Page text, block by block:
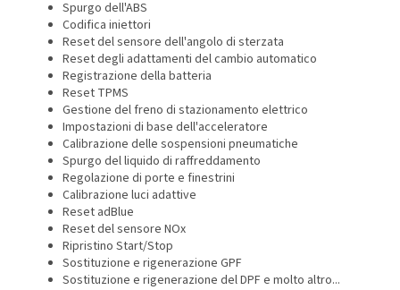
Spurgo dell'ABS
Codifica iniettori
Reset del sensore dell'angolo di sterzata
Reset degli adattamenti del cambio automatico
Registrazione della batteria
Reset TPMS
Gestione del freno di stazionamento elettrico
Impostazioni di base dell'acceleratore
Calibrazione delle sospensioni pneumatiche
Spurgo del liquido di raffreddamento
Regolazione di porte e finestrini
Calibrazione luci adattive
Reset adBlue
Reset del sensore NOx
Ripristino Start/Stop
Sostituzione e rigenerazione GPF
Sostituzione e rigenerazione del DPF e molto altro...